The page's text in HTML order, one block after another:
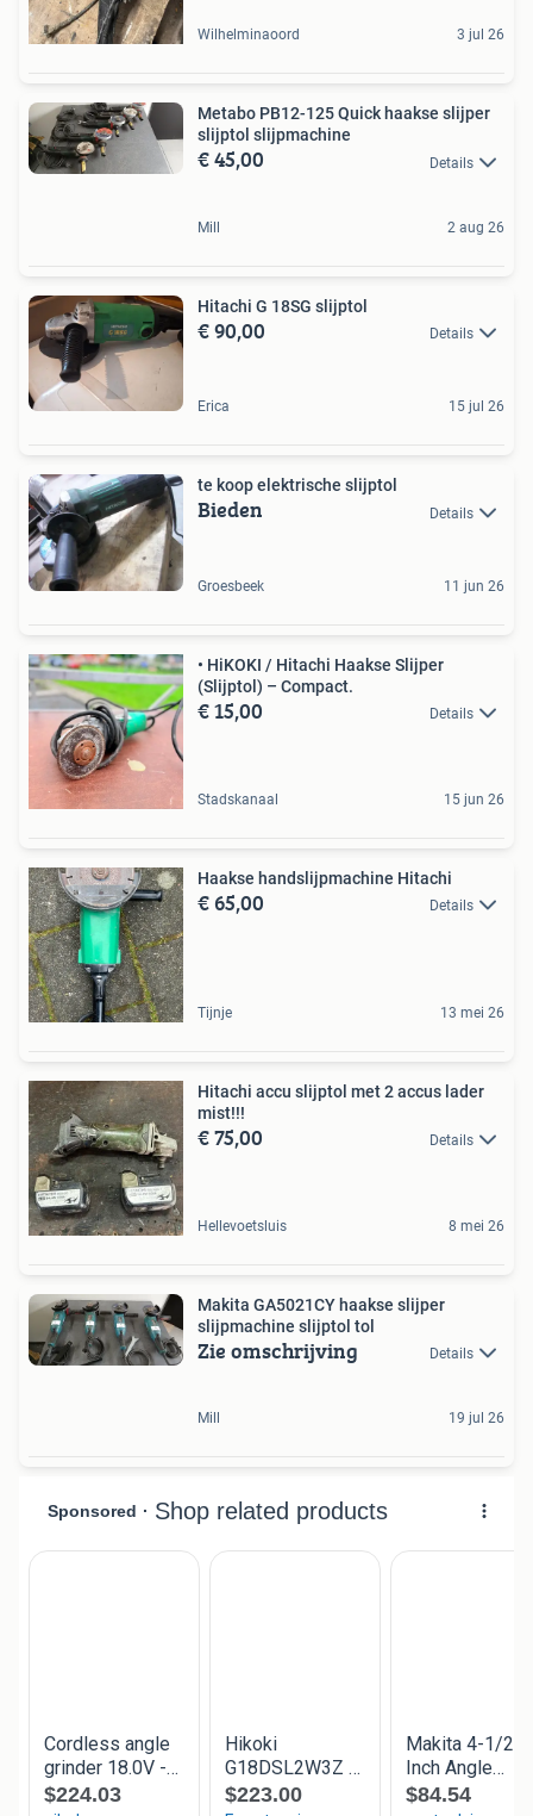
Wilhelminaoord 3 jul 26
Metabo PB12-125 Quick haakse slijper
slijptol slijpmachine
€ 45,00 Details
Mill 2 aug 26
Hitachi G 18SG slijptol
€ 90,00 Details
Erica 15 jul 26
te koop elektrische slijptol
Bieden Details
Groesbeek 11 jun 26
• HiKOKI / Hitachi Haakse Slijper
(Slijptol) – Compact.
€ 15,00 Details
Stadskanaal 15 jun 26
Haakse handslijpmachine Hitachi
€ 65,00 Details
Tijnje 13 mei 26
Hitachi accu slijptol met 2 accus lader
mist!!!
€ 75,00 Details
Hellevoetsluis 8 mei 26
Makita GA5021CY haakse slijper
slijpmachine slijptol tol
Zie omschrijving Details
Mill 19 jul 26